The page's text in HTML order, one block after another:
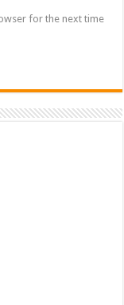
for the next time